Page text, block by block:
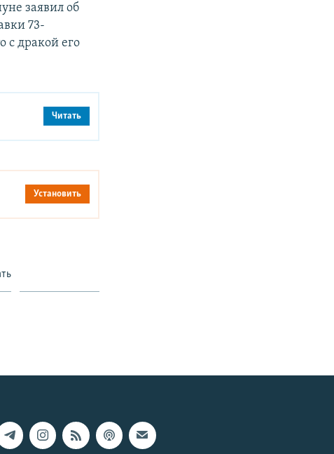
заявил об
73-
с дракой его
Читать
Установить